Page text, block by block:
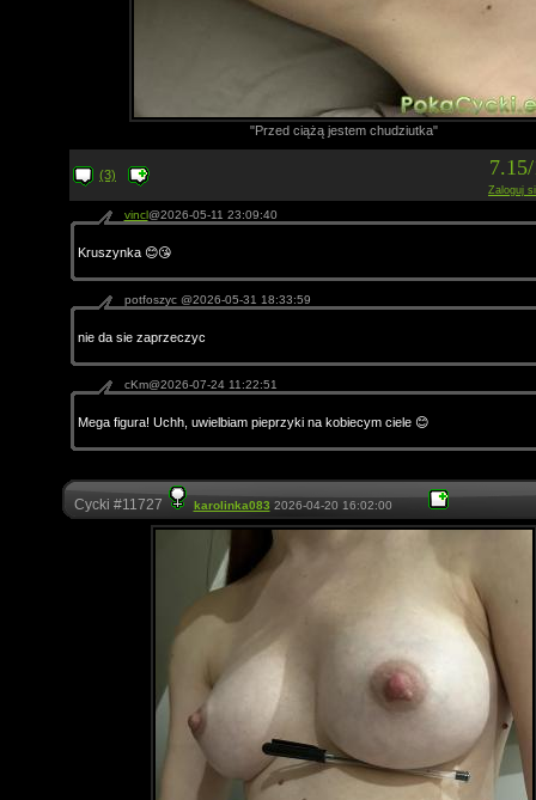
"Przed ciążą jestem chudziutka"
(3)
Zaloguj
vincl@2026-05-11 23:09:40
Kruszynka 😊😘
potfoszyc @2026-05-31 18:33:59
nie da sie zaprzeczyc
cKm@2026-07-24 11:22:51
Mega figura! Uchh, uwielbiam pieprzyki na kobiecym ciele 😊
Cycki #11727 karolinka083 2026-04-20 16:02:00